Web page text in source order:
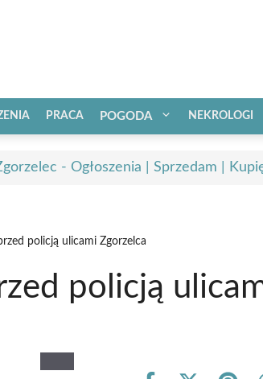
PRACA POGODA NEKROLOGI
- Ogłoszenia | Sprzedam |
policją ulicami Zgorzelca
policją